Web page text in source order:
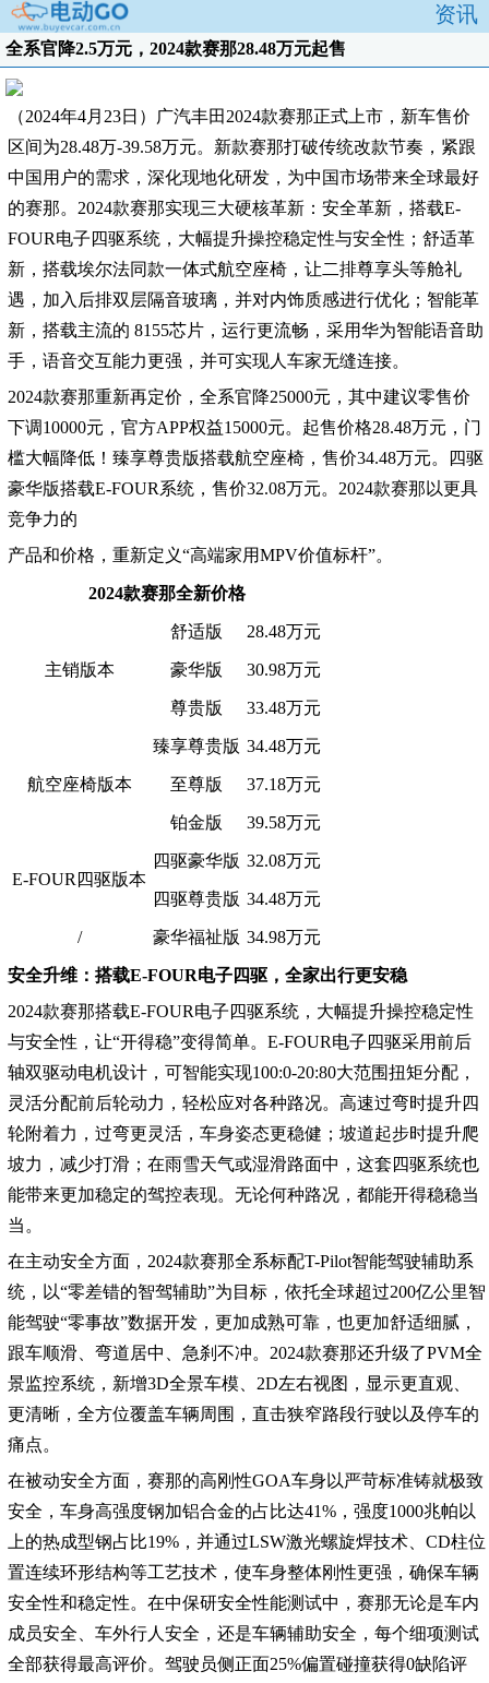
资讯
全系官降2.5万元，2024款赛那28.48万元起售
（2024年4月23日）广汽丰田2024款赛那正式上市，新车售价
区间为28.48万-39.58万元。新款赛那打破传统改款节奏，紧跟
中国用户的需求，深化现地化研发，为中国市场带来全球最好
的赛那。2024款赛那实现三大硬核革新：安全革新，搭载E-
FOUR电子四驱系统，大幅提升操控稳定性与安全性；舒适革
新，搭载埃尔法同款一体式航空座椅，让二排尊享头等舱礼
遇，加入后排双层隔音玻璃，并对内饰质感进行优化；智能革
新，搭载主流的 8155芯片，运行更流畅，采用华为智能语音助
手，语音交互能力更强，并可实现人车家无缝连接。
2024款赛那重新再定价，全系官降25000元，其中建议零售价
下调10000元，官方APP权益15000元。起售价格28.48万元，门
槛大幅降低！臻享尊贵版搭载航空座椅，售价34.48万元。四驱
豪华版搭载E-FOUR系统，售价32.08万元。2024款赛那以更具
竞争力的
产品和价格，重新定义“高端家用MPV价值标杆”。
2024款赛那全新价格
主销版本
舒适版 28.48万元
豪华版 30.98万元
尊贵版 33.48万元
航空座椅版本
臻享尊贵版 34.48万元
至尊版 37.18万元
铂金版 39.58万元
E-FOUR四驱版本
四驱豪华版 32.08万元
四驱尊贵版 34.48万元
/ 豪华福祉版 34.98万元
安全升维：搭载E-FOUR电子四驱，全家出行更安稳
2024款赛那搭载E-FOUR电子四驱系统，大幅提升操控稳定性
与安全性，让“开得稳”变得简单。E-FOUR电子四驱采用前后
轴双驱动电机设计，可智能实现100:0-20:80大范围扭矩分配，
灵活分配前后轮动力，轻松应对各种路况。高速过弯时提升四
轮附着力，过弯更灵活，车身姿态更稳健；坡道起步时提升爬
坡力，减少打滑；在雨雪天气或湿滑路面中，这套四驱系统也
能带来更加稳定的驾控表现。无论何种路况，都能开得稳稳当
当。
在主动安全方面，2024款赛那全系标配T-Pilot智能驾驶辅助系
统，以“零差错的智驾辅助”为目标，依托全球超过200亿公里智
能驾驶“零事故”数据开发，更加成熟可靠，也更加舒适细腻，
跟车顺滑、弯道居中、急刹不冲。2024款赛那还升级了PVM全
景监控系统，新增3D全景车模、2D左右视图，显示更直观、
更清晰，全方位覆盖车辆周围，直击狭窄路段行驶以及停车的
痛点。
在被动安全方面，赛那的高刚性GOA车身以严苛标准铸就极致
安全，车身高强度钢加铝合金的占比达41%，强度1000兆帕以
上的热成型钢占比19%，并通过LSW激光螺旋焊技术、CD柱位
置连续环形结构等工艺技术，使车身整体刚性更强，确保车辆
安全性和稳定性。在中保研安全性能测试中，赛那无论是车内
成员安全、车外行人安全，还是车辆辅助安全，每个细项测试
全部获得最高评价。驾驶员侧正面25%偏置碰撞获得0缺陷评